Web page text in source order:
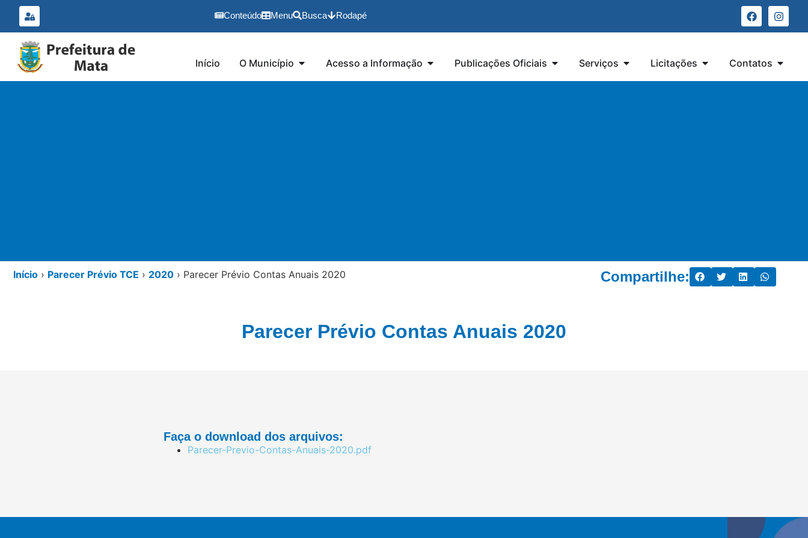
conteúdo
Conteúdo Menu Busca Rodapé
Início O Município Acesso a Informação Publicações Oficiais Serviços Licitações Contatos
Início › Parecer Prévio TCE › 2020 › Parecer Prévio Contas Anuais 2020 Compartilhe:
Parecer Prévio Contas Anuais 2020
Faça o download dos arquivos:
Parecer-Previo-Contas-Anuais-2020.pdf